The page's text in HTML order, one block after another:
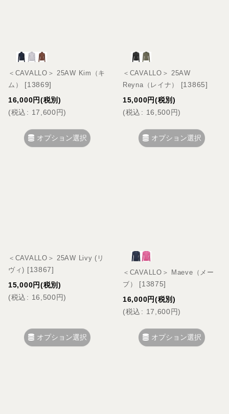
＜CAVALLO＞ 25AW Kim（キ
ム）
[13869]
16,000円(税別)
(税込 : 17,600円)
オプション選択
＜CAVALLO＞ 25AW
Reyna（レイナ）
[13865]
15,000円(税別)
(税込 : 16,500円)
オプション選択
＜CAVALLO＞ 25AW Livy (リ
ヴィ) [13867]
15,000円(税別)
(税込 : 16,500円)
オプション選択
＜CAVALLO＞ Maeve（メー
ブ）
[13875]
16,000円(税別)
(税込 : 17,600円)
オプション選択